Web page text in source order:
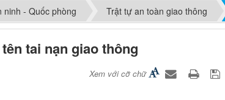
ninh - Quốc phòng Trật tự an toàn giao thông
tai nạn giao thông
Xem với cỡ chữ